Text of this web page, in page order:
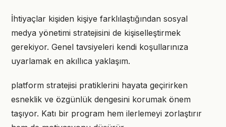
İhtiyaçlar kişiden kişiye farklılaştığından sosyal
medya yönetimi stratejisini de kişiselleştirmek
gerekiyor. Genel tavsiyeleri kendi koşullarınıza
uyarlamak en akıllıca yaklaşım.
platform stratejisi pratiklerini hayata geçirirken
esneklik ve özgünlük dengesini korumak önem
taşıyor. Katı bir program hem ilerlemeyi zorlaştırır